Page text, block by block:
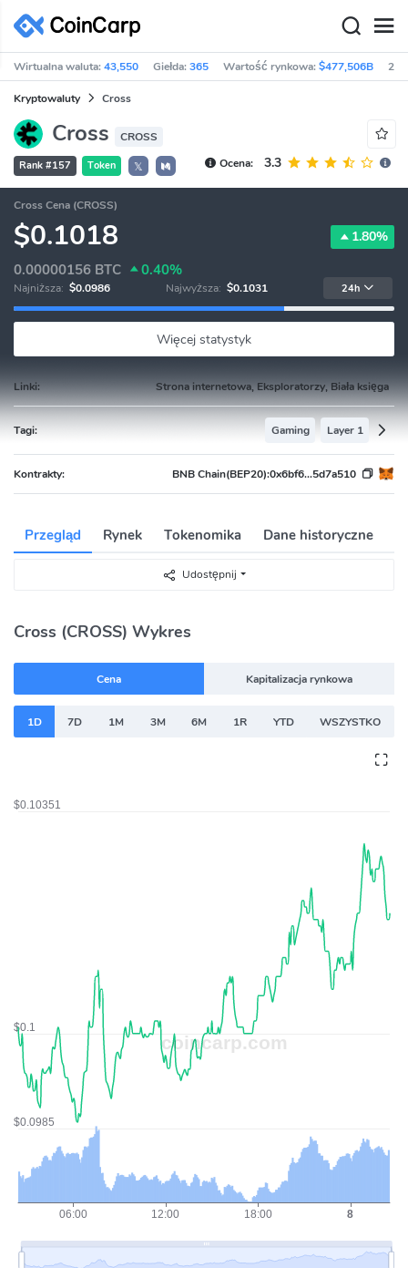
Wirtualna waluta:43,550 Giełda:365 Wartość rynkowa:$477,506B
Kryptowaluty Cross
Cross CROSS
Rank #157 Token 𝕏 Ocena: 3.3
Cross Cena (CROSS)
$0.1018 1.80%
0.00000156 BTC 0.40%
Najniższa: $0.0986 Najwyższa: $0.1031 24h
Więcej statystyk
Linki: Strona internetowa, Eksploratorzy, Biała księga
Tagi: Gaming Layer 1
Kontrakty: BNB Chain(BEP20):0x6bf6...5d7a510
Przegląd Rynek Tokenomika Dane historyczne
Udostępnij
Cross (CROSS) Wykres
Cena Kapitalizacja rynkowa
1D 7D 1M 3M 6M 1R YTD WSZYSTKO